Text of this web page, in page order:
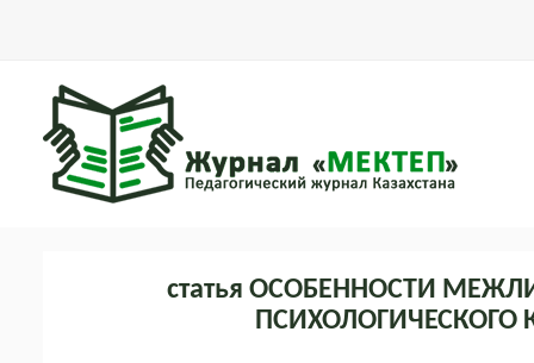
статья ОСОБЕННОСТИ